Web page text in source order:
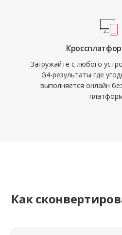
Загружайте с любого
G4-результаты где
выполняется онлайн
Как